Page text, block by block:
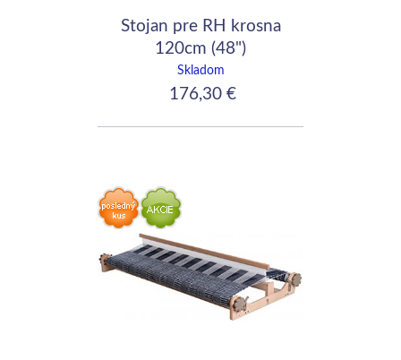
Stojan pre RH krosna
120cm (48")
Skladom
176,30 €